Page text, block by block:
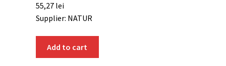
55,27 lei
Supplier: NATUR
Add to cart